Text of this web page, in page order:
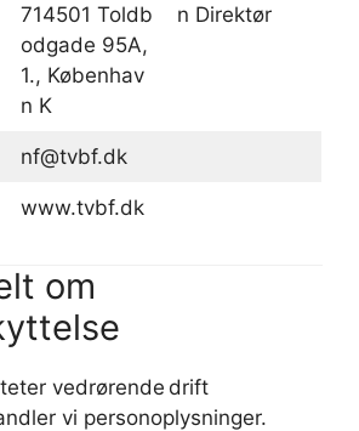
714501 Toldb
odgade 95A,
1., Københav
n K
n Direktør
nf@tvbf.dk
www.tvbf.dk
om
vedrørende drift
vi personoplysninger.